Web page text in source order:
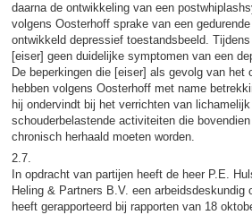
daarna de ontwikkeling van een
volgens Oosterhoff sprake van een
ontwikkeld depressief toestandsbeeld.
[eiser] geen duidelijke symptomen van een
De beperkingen die [eiser] als gevolg van het
hebben volgens Oosterhoff met name
hij ondervindt bij het verrichten van
schouderbelastende activiteiten die
chronisch herhaald moeten worden.
2.7.
In opdracht van partijen heeft de heer P.E.
Heling & Partners B.V. een arbeidsdeskundig
heeft gerapporteerd bij rapporten van 18